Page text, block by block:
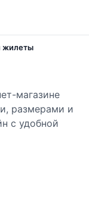
жилеты
магазине
размерами и
с удобной